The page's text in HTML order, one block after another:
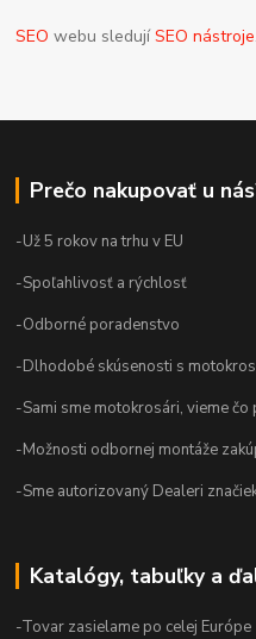
SEO webu sledujíSEO nástroje
Prečo nakupovať u
-Už 5 rokov na trhu v EU
-Spoľahlivosť a rýchlosť
-Odborné poradenstvo
-Dlhodobé skúsenosti s
-Sami sme motokrosári, vieme čo
-Možnosti odbornej montáže
-Sme autorizovaný Dealeri
Katalógy, tabuľky a
-Tovar zasielame po celej Európe